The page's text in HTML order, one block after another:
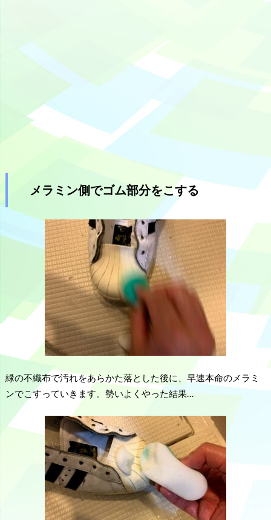
メラミン側でゴム部分をこする
緑の不織布で汚れをあらかた落とした後に、早速本命のメラミ
ンでこすっていきます。勢いよくやった結果…